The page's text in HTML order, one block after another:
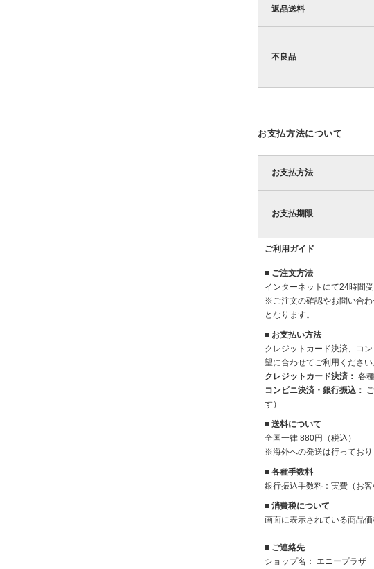
返品送料
不良品
お支払方法について
お支払方法
お支払期限
ご利用ガイド
■ ご注文方法
インターネットにて24時間
※ご注文の確認やお問い合
となります。
■ お支払い方法
クレジットカード決済、コ
望に合わせてご利用ください
クレジットカード決済： 各
コンビニ決済・銀行振込：
す）
■ 送料について
全国一律 880円（税込）
※海外への発送は行っており
■ 各種手数料
銀行振込手数料：実費（お
■ 消費税について
画面に表示されている商品
■ ご連絡先
ショップ名： エニープラザ